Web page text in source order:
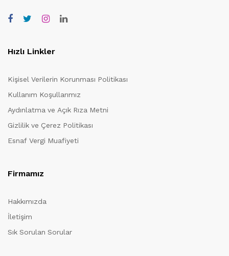
Hızlı Linkler
Kişisel Verilerin Korunması Politikası
Kullanım Koşullarımız
Aydınlatma ve Açık Rıza Metni
Gizlilik ve Çerez Politikası
Esnaf Vergi Muafiyeti
Firmamız
Hakkımızda
İletişim
Sık Sorulan Sorular